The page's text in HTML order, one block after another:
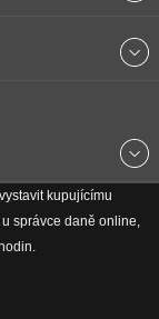
a upozornění
kupujícímu
správce daně online,